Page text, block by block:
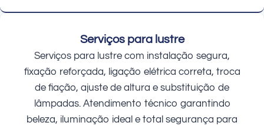
Serviços para lustre
Serviços para lustre com instalação segura,
fixação reforçada, ligação elétrica correta, troca
de fiação, ajuste de altura e substituição de
lâmpadas. Atendimento técnico garantindo
beleza, iluminação ideal e total segurança para